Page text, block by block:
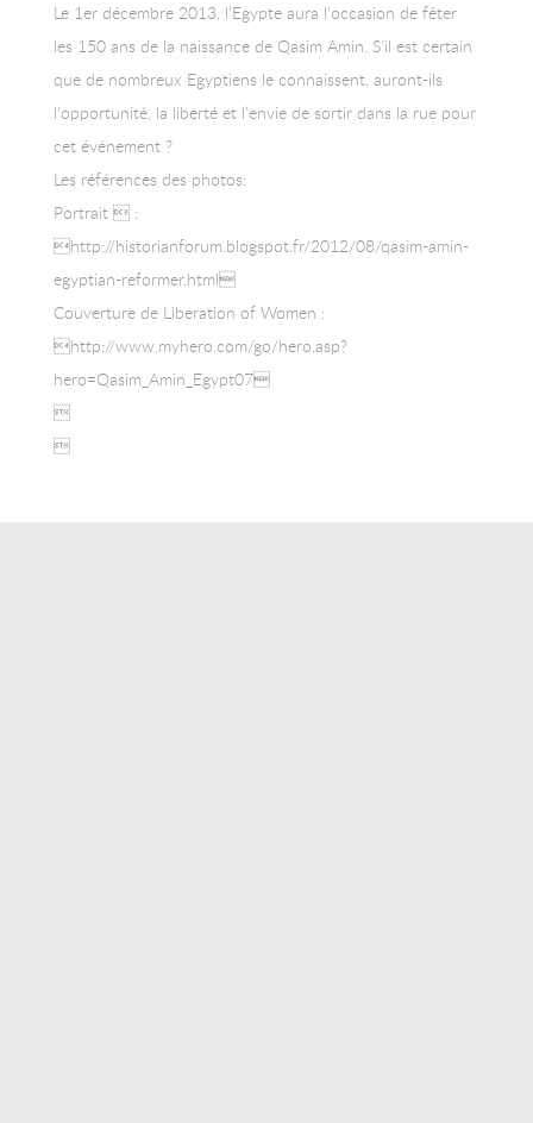
Le 1er décembre 2013, l’Egypte aura l’occasion de fêter
les 150 ans de la naissance de Qasim Amin. S’il est certain
que de nombreux Egyptiens le connaissent, auront-ils
l’opportunité, la liberté et l’envie de sortir dans la rue pour
cet événement ?
Les références des photos:
Portrait  :
http://historianforum.blogspot.fr/2012/08/qasim-amin-
egyptian-reformer.html
Couverture de Liberation of Women :
http://www.myhero.com/go/hero.asp?
hero=Qasim_Amin_Egypt07

